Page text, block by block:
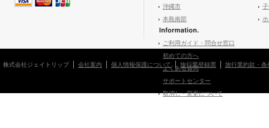
沖縄市
本島南部
ご利用ガイド・問合せ窓口
初めての方へ
よくある質問
サポートセンター
取消し・変更について
株式会社ジェイトリップ 会社案内 個人情報保護について 旅行業登録票 旅行業約款・条